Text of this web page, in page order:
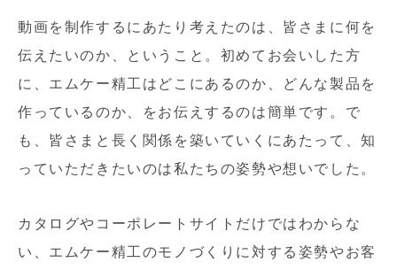
動画を制作するにあたり考えたのは、皆さまに何を
伝えたいのか、ということ。初めてお会いした方
に、エムケー精工はどこにあるのか、どんな製品を
作っているのか、をお伝えするのは簡単です。で
も、皆さまと長く関係を築いていくにあたって、知
っていただきたいのは私たちの姿勢や想いでした。
カタログやコーポレートサイトだけではわからな
い、エムケー精工のモノづくりに対する姿勢やお客